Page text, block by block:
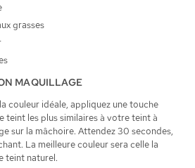
grasses
MAQUILLAGE
couleur idéale, appliquez une touche
teint les plus similaires à votre teint à
sur la mâchoire. Attendez 30 secondes,
La meilleure couleur sera celle la
teint naturel.